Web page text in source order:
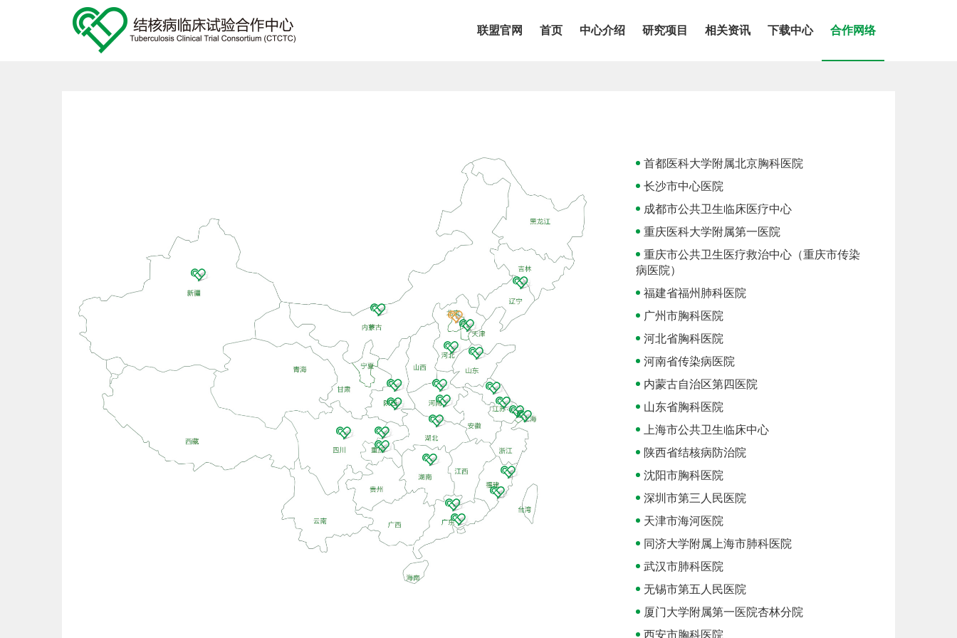
联盟官网 首页 中心介绍 研究项目 相关资讯 下载中心 合作网络
联盟官网 首页 中心介绍 研究项目 相关资讯 下载中心 合作网络
首都医科大学附属北京胸科医院
长沙市中心医院
成都市公共卫生临床医疗中心
重庆医科大学附属第一医院
重庆市公共卫生医疗救治中心（重庆市传染
病医院）
福建省福州肺科医院
广州市胸科医院
河北省胸科医院
河南省传染病医院
内蒙古自治区第四医院
山东省胸科医院
上海市公共卫生临床中心
陕西省结核病防治院
沈阳市胸科医院
深圳市第三人民医院
天津市海河医院
同济大学附属上海市肺科医院
武汉市肺科医院
无锡市第五人民医院
厦门大学附属第一医院杏林分院
西安市胸科医院